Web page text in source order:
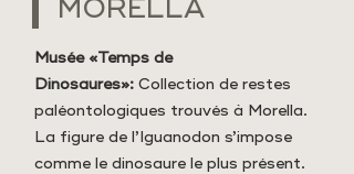
MORELLA
Musée «Temps de
Dinosaures»: Collection de restes
paléontologiques trouvés à Morella.
La figure de l’Iguanodon s’impose
comme le dinosaure le plus présent.